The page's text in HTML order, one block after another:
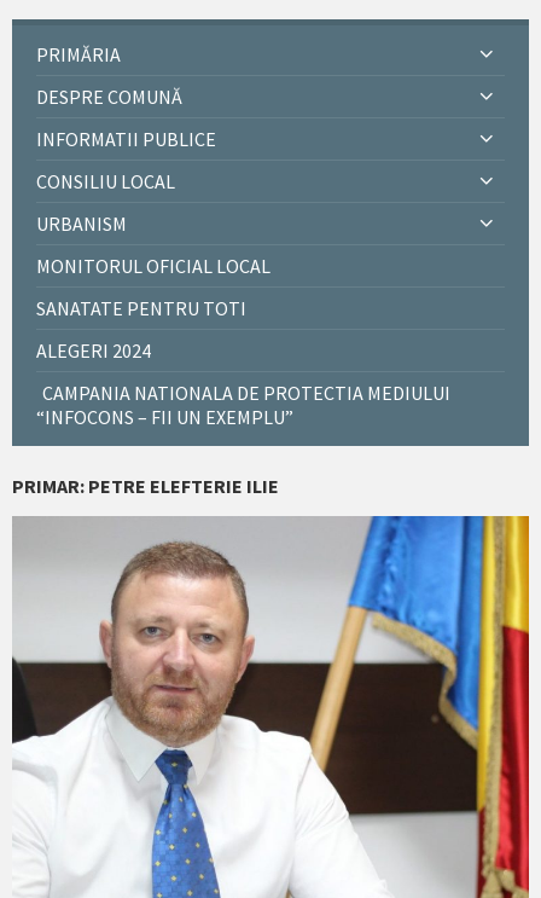
PRIMĂRIA
DESPRE COMUNĂ
INFORMATII PUBLICE
CONSILIU LOCAL
URBANISM
MONITORUL OFICIAL LOCAL
SANATATE PENTRU TOTI
ALEGERI 2024
CAMPANIA NATIONALA DE PROTECTIA MEDIULUI
“INFOCONS – FII UN EXEMPLU”
PRIMAR: PETRE ELEFTERIE ILIE